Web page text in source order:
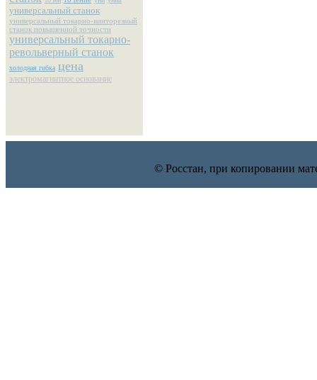
универсальный станок
универсальный токарно-винторезный
станок повышенной точности
универсальный токарно-
револьверный станок
холодная гибка цена
электромагнитное основание
© Росстан, при копировании